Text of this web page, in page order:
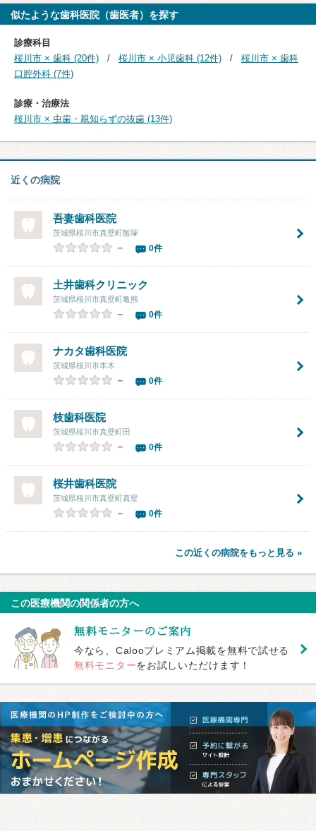
似たような歯科医院（歯医者）を探す
診療科目
桜川市 × 歯科 (20件)
桜川市 × 小児歯科 (12件)
桜川市 × 歯科
口腔外科 (7件)
診療・治療法
桜川市 × 虫歯・親知らずの抜歯 (13件)
近くの病院
吾妻歯科医院
茨城県桜川市真壁町飯塚
－ 0件
土井歯科クリニック
茨城県桜川市真壁町亀熊
－ 0件
ナカタ歯科医院
茨城県桜川市本木
－ 0件
枝歯科医院
茨城県桜川市真壁町田
－ 0件
桜井歯科医院
茨城県桜川市真壁町真壁
－ 0件
この近くの病院をもっと見る »
この医療機関の関係者の方へ
今なら、Calooプレミアム掲載を無料で試せる
無料モニターをお試しいただけます！